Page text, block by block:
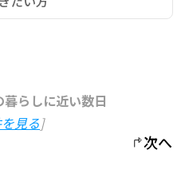
らしに近い数日
見る]
次へ